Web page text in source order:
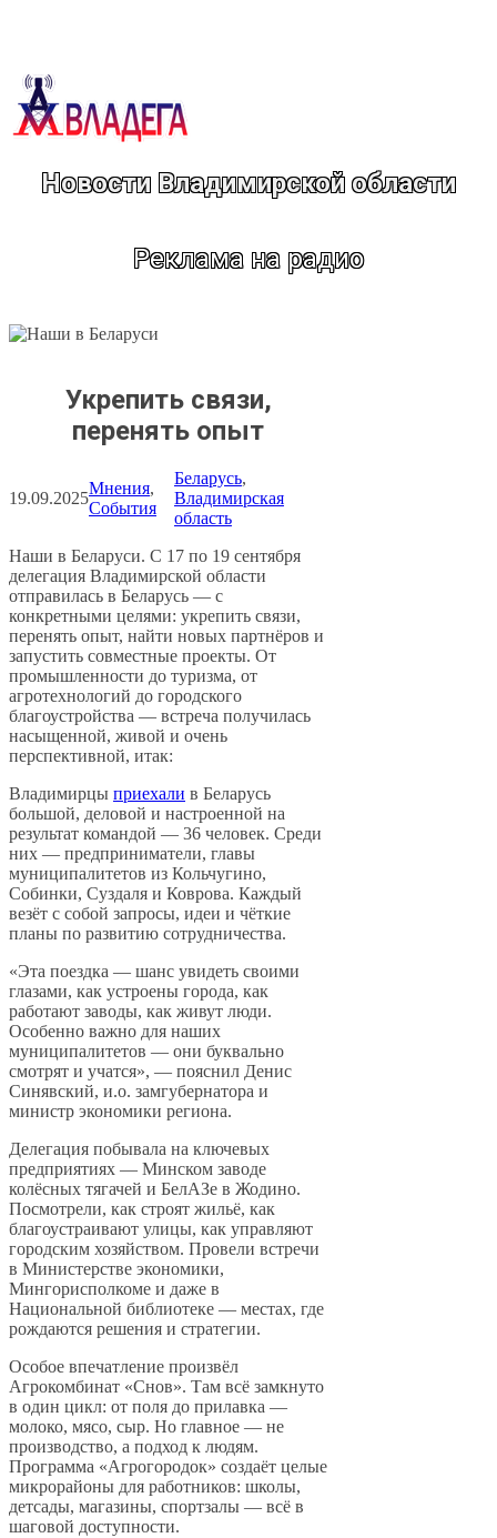
Новости Владимирской области
Реклама на радио
Укрепить связи,
перенять опыт
19.09.2025
Мнения
События
Беларусь
Владимирская
область
Наши в Беларуси. С 17 по 19 сентября
делегация Владимирской области
отправилась в Беларусь — с
конкретными целями: укрепить связи,
перенять опыт, найти новых партнёров и
запустить совместные проекты. От
промышленности до туризма, от
агротехнологий до городского
благоустройства — встреча получилась
насыщенной, живой и очень
перспективной, итак:
Владимирцы приехали в Беларусь
большой, деловой и настроенной на
результат командой — 36 человек. Среди
них — предприниматели, главы
муниципалитетов из Кольчугино,
Собинки, Суздаля и Коврова. Каждый
везёт с собой запросы, идеи и чёткие
планы по развитию сотрудничества.
«Эта поездка — шанс увидеть своими
глазами, как устроены города, как
работают заводы, как живут люди.
Особенно важно для наших
муниципалитетов — они буквально
смотрят и учатся», — пояснил Денис
Синявский, и.о. замгубернатора и
министр экономики региона.
Делегация побывала на ключевых
предприятиях — Минском заводе
колёсных тягачей и БелАЗе в Жодино.
Посмотрели, как строят жильё, как
благоустраивают улицы, как управляют
городским хозяйством. Провели встречи
в Министерстве экономики,
Мингорисполкоме и даже в
Национальной библиотеке — местах, где
рождаются решения и стратегии.
Особое впечатление произвёл
Агрокомбинат «Снов». Там всё замкнуто
в один цикл: от поля до прилавка —
молоко, мясо, сыр. Но главное — не
производство, а подход к людям.
Программа «Агрогородок» создаёт целые
микрорайоны для работников: школы,
детсады, магазины, спортзалы — всё в
шаговой доступности.